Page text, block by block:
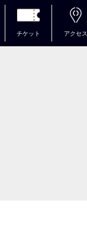
チケット アクセス